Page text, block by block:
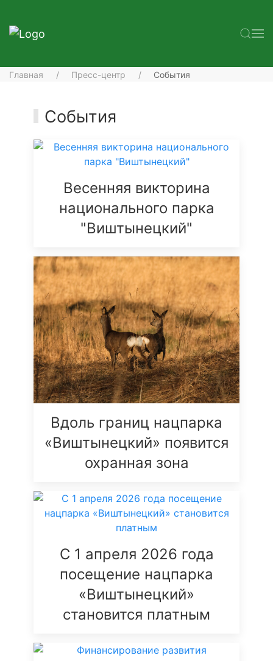
Главная Пресс-центр События
События
Весенняя викторина
национального парка
"Виштынецкий"
Вдоль границ нацпарка
«Виштынецкий» появится
охранная зона
С 1 апреля 2026 года
посещение нацпарка
«Виштынецкий»
становится платным